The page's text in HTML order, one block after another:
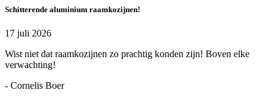
Schitterende aluminium raamkozijnen!
17 juli 2026
Wist niet dat raamkozijnen zo prachtig konden zijn! Boven elke
verwachting!
- Cornelis Boer